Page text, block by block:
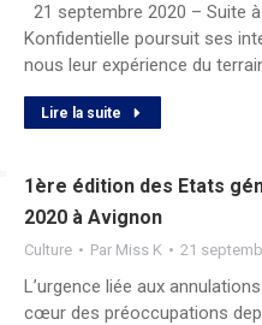
21 septembre 2020 – Suite
Konfidentielle poursuit ses
nous leur expérience du
Lire la suite
1ère édition des Etats
2020 à Avignon
Culture Par Miss K 21
L’urgence liée aux
cœur des préoccupations